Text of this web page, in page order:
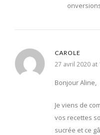
CAROLE
27 avril 2020 at
Bonjour Aline,
Je viens de
vos recettes
sucrée et ce